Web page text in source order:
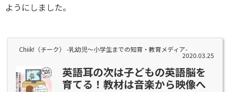
ようにしました。
Chiik!（チーク） -乳幼児〜小学生までの知育・教育メディア-
2020.03.25
英語耳の次は子どもの英語脳を
育てる！教材は音楽から映像へ